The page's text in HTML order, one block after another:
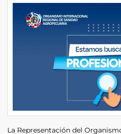
La Representación del